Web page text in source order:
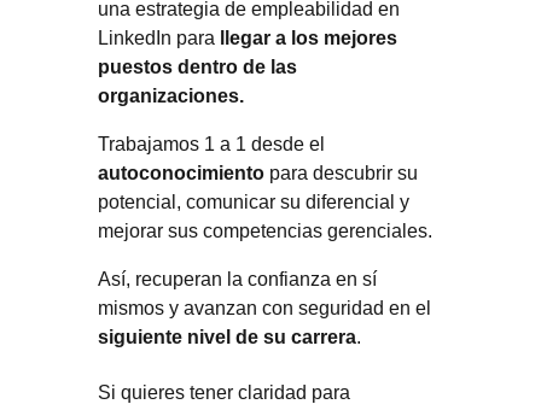
una estrategia de empleabilidad en
LinkedIn para llegar a los mejores
puestos dentro de las
organizaciones.
Trabajamos 1 a 1 desde el
autoconocimiento para descubrir su
potencial, comunicar su diferencial y
mejorar sus competencias gerenciales.
Así, recuperan la confianza en sí
mismos y avanzan con seguridad en el
siguiente nivel de su carrera.
Si quieres tener claridad para